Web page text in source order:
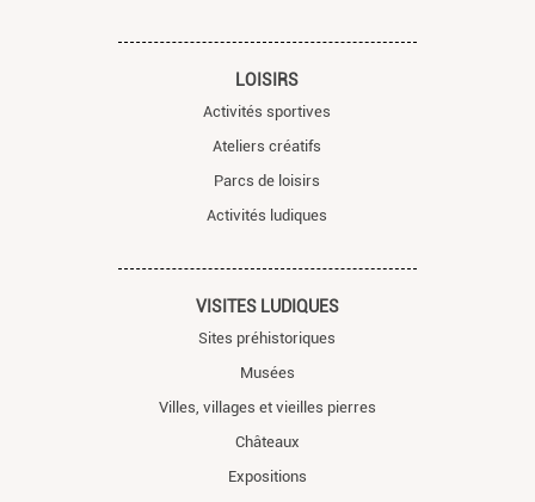
LOISIRS
Activités sportives
Ateliers créatifs
Parcs de loisirs
Activités ludiques
VISITES LUDIQUES
Sites préhistoriques
Musées
Villes, villages et vieilles pierres
Châteaux
Expositions